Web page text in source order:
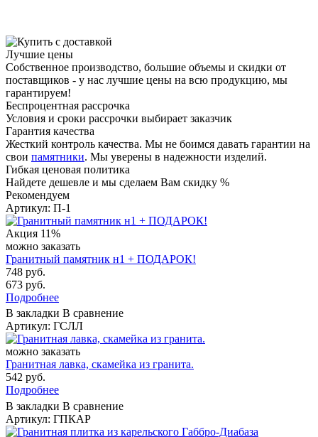
Лучшие цены
Собственное производство, большие объемы и скидки от
поставщиков - у нас лучшие цены на всю продукцию, мы
гарантируем!
Беспроцентная рассрочка
Условия и сроки рассрочки выбирает заказчик
Гарантия качества
Жесткий контроль качества. Мы не боимся давать гарантии на
свои памятники. Мы уверены в надежности изделий.
Гибкая ценовая политика
Найдете дешевле и мы сделаем Вам скидку %
Рекомендуем
Артикул: П-1
Акция 11%
можно заказать
Гранитный памятник н1 + ПОДАРОК!
748 руб.
673 руб.
Подробнее
В закладки В сравнение
Артикул: ГСЛЛ
можно заказать
Гранитная лавка, скамейка из гранита.
542 руб.
Подробнее
В закладки В сравнение
Артикул: ГПКАР